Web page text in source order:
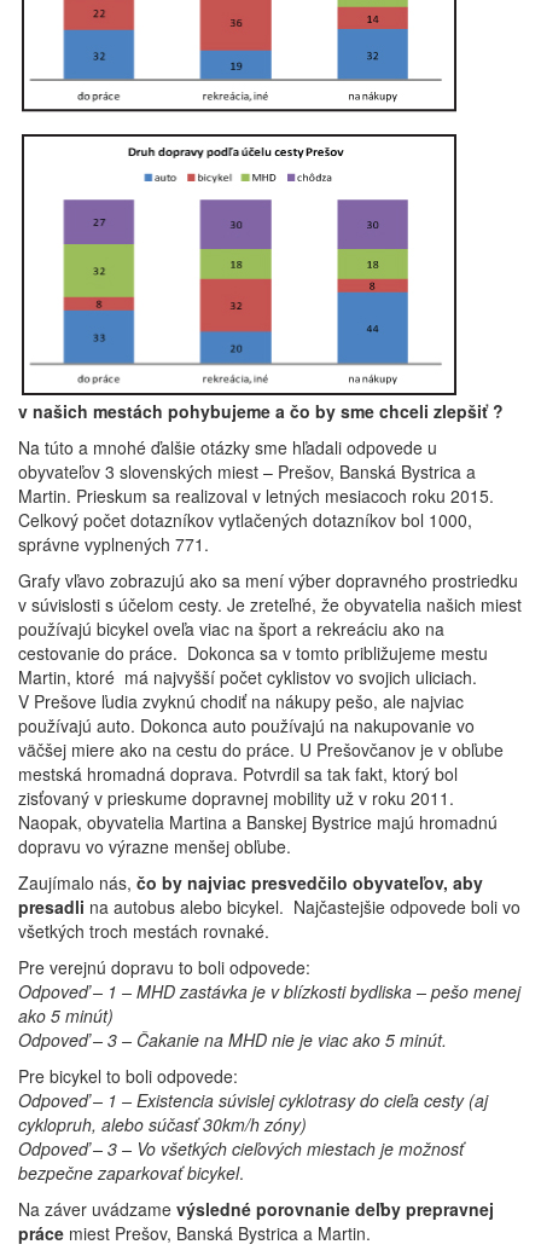
v našich mestách pohybujeme a čo by sme chceli zlepšiť ?
Na túto a mnohé ďalšie otázky sme hľadali odpovede u
obyvateľov 3 slovenských miest – Prešov, Banská Bystrica a
Martin. Prieskum sa realizoval v letných mesiacoch roku 2015.
Celkový počet dotazníkov vytlačených dotazníkov bol 1000,
správne vyplnených 771.
Grafy vľavo zobrazujú ako sa mení výber dopravného prostriedku
v súvislosti s účelom cesty. Je zreteľné, že obyvatelia našich miest
používajú bicykel oveľa viac na šport a rekreáciu ako na
cestovanie do práce. Dokonca sa v tomto približujeme mestu
Martin, ktoré má najvyšší počet cyklistov vo svojich uliciach.
V Prešove ľudia zvyknú chodiť na nákupy pešo, ale najviac
používajú auto. Dokonca auto používajú na nakupovanie vo
väčšej miere ako na cestu do práce. U Prešovčanov je v obľube
mestská hromadná doprava. Potvrdil sa tak fakt, ktorý bol
zisťovaný v prieskume dopravnej mobility už v roku 2011.
Naopak, obyvatelia Martina a Banskej Bystrice majú hromadnú
dopravu vo výrazne menšej obľube.
Zaujímalo nás, čo by najviac presvedčilo obyvateľov, aby
presadli na autobus alebo bicykel. Najčastejšie odpovede boli vo
všetkých troch mestách rovnaké.
Pre verejnú dopravu to boli odpovede:
Odpoveď – 1 – MHD zastávka je v blízkosti bydliska – pešo menej
ako 5 minút)
Odpoveď – 3 – Čakanie na MHD nie je viac ako 5 minút.
Pre bicykel to boli odpovede:
Odpoveď – 1 – Existencia súvislej cyklotrasy do cieľa cesty (aj
cyklopruh, alebo súčasť 30km/h zóny)
Odpoveď – 3 – Vo všetkých cieľových miestach je možnosť
bezpečne zaparkovať bicykel.
Na záver uvádzame výsledné porovnanie deľby prepravnej
práce miest Prešov, Banská Bystrica a Martin.